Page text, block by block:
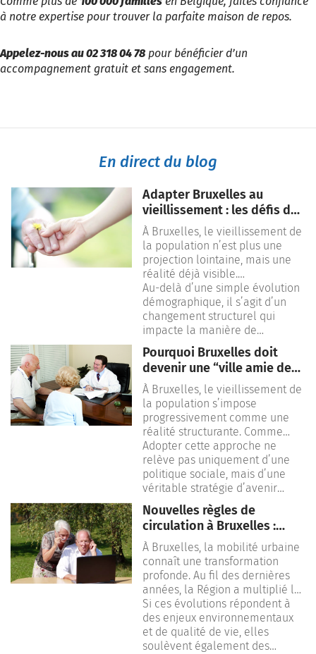
à notre expertise pour trouver la parfaite maison de repos.
Appelez-nous au 02 318 04 78 pour bénéficier d’un
accompagnement gratuit et sans engagement.
En direct du blog
Adapter Bruxelles au
vieillissement : les défis des
prochaines années
À Bruxelles, le vieillissement de
la population n’est plus une
projection lointaine, mais une
réalité déjà visible.
L’augmentation du nombre de
personnes âgées transforme
progressivement les besoins
urbains et sociaux, imposant
une adaptation profonde des
infrastructures, des services et
des politiques publiques.
Inspirée par les
recommandations de
l’Organisation mondiale de la
santé, cette transition vers une
ville plus inclusive devient un
enjeu central pour les années à
venir.
Au-delà d’une simple évolution
démographique, il s’agit d’un
changement structurel qui
impacte la manière de
concevoir la ville, de penser la
solidarité et d’organiser le
quotidien.
Pourquoi Bruxelles doit
devenir une “ville amie des
seniors”
À Bruxelles, le vieillissement de
la population s’impose
progressivement comme une
réalité structurante. Comme
dans de nombreuses grandes
métropoles européennes, la
proportion de personnes âgées
augmente, posant de nouveaux
défis en matière d’urbanisme,
de mobilité, de santé et de
cohésion sociale. Dans ce
contexte, le concept de “ville
amie des seniors”, promu
notamment par l’Organisation
mondiale de la santé, apparaît
comme un modèle
incontournable pour construire
une ville inclusive et durable.
Adopter cette approche ne
relève pas uniquement d’une
politique sociale, mais d’une
véritable stratégie d’avenir
visant à améliorer la qualité de
vie de l’ensemble des citoyens.
Nouvelles règles de
circulation à Bruxelles :
impact pour les seniors
À Bruxelles, la mobilité urbaine
connaît une transformation
profonde. Au fil des dernières
années, la Région a multiplié les
initiatives pour apaiser la
circulation, réduire la pollution
et favoriser les modes de
déplacement doux. Ces
Si ces évolutions répondent à
des enjeux environnementaux
et de qualité de vie, elles
soulèvent également des